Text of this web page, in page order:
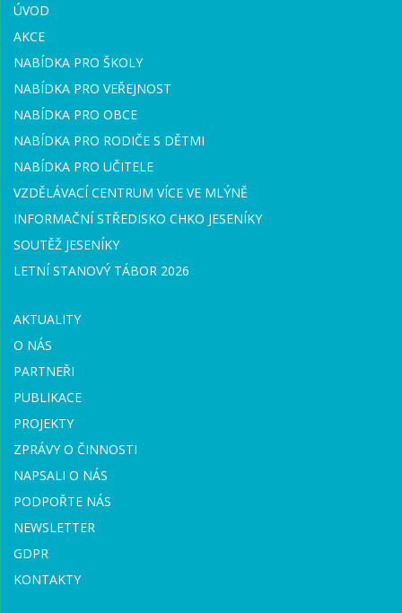
ÚVOD
AKCE
NABÍDKA PRO ŠKOLY
NABÍDKA PRO VEŘEJNOST
NABÍDKA PRO OBCE
NABÍDKA PRO RODIČE S DĚTMI
NABÍDKA PRO UČITELE
VZDĚLÁVACÍ CENTRUM VÍCE VE MLÝNĚ
INFORMAČNÍ STŘEDISKO CHKO JESENÍKY
SOUTĚŽ JESENÍKY
LETNÍ STANOVÝ TÁBOR 2026
AKTUALITY
O NÁS
PARTNEŘI
PUBLIKACE
PROJEKTY
ZPRÁVY O ČINNOSTI
NAPSALI O NÁS
PODPOŘTE NÁS
NEWSLETTER
GDPR
KONTAKTY